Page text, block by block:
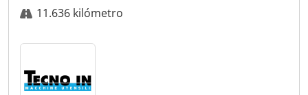
11.636 kilómetro